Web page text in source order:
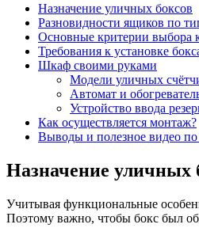
Назначение уличных боксов
Разновидности ящиков по
Основные критерии выбора
Требования к установке
Шкаф своими руками
Модели уличных
Автомат и
Устройство ввода
Как осуществляется монтаж?
Выводы и полезное видео по
Назначение уличных
Учитывая функциональные
Поэтому важно, чтобы бокс был